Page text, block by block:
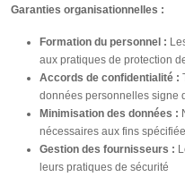
Garanties organisationnelles :
Formation du personnel :
aux pratiques de protection
Accords de confidentialité :
données personnelles signe
Minimisation des données :
nécessaires aux fins
Gestion des fournisseurs :
leurs pratiques de sécurité